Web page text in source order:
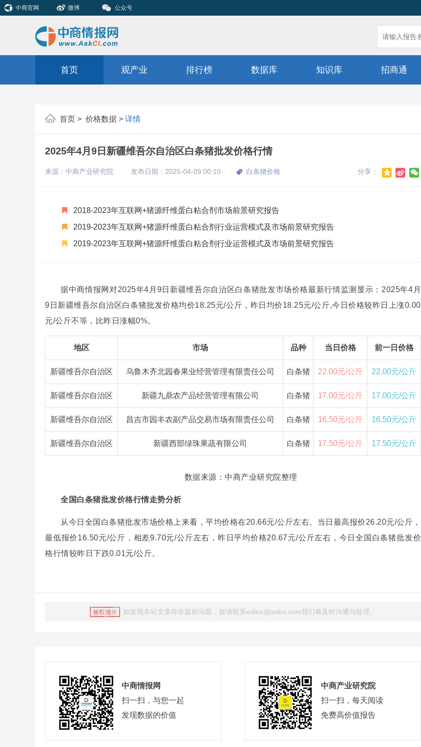
中商官网 微博 公众号
首页 观产业 排行榜 数据库 知识库 招商通
首页 > 价格数据 > 详情
2025年4月9日新疆维吾尔自治区白条猪批发价格行情
来源：中商产业研究院 发布日期：2025-04-09 00:10 白条猪价格 分享：
2018-2023年互联网+猪源纤维蛋白粘合剂市场前景研究报告
2019-2023年互联网+猪源纤维蛋白粘合剂行业运营模式及市场前景研究报告
2019-2023年互联网+猪源纤维蛋白粘合剂行业运营模式及市场前景研究报告
据中商情报网对2025年4月9日新疆维吾尔自治区白条猪批发市场价格最新行情监测显示：2025年4月
9日新疆维吾尔自治区白条猪批发价格均价18.25元/公斤，昨日均价18.25元/公斤,今日价格较昨日上涨0.00
元/公斤不等，比昨日涨幅0%。
地区 市场 品种 当日价格 前一日价格
新疆维吾尔自治区 乌鲁木齐北园春果业经营管理有限责任公司 白条猪 22.00元/公斤 22.00元/公斤
新疆维吾尔自治区 新疆九鼎农产品经营管理有限公司 白条猪 17.00元/公斤 17.00元/公斤
新疆维吾尔自治区 昌吉市园丰农副产品交易市场有限责任公司 白条猪 16.50元/公斤 16.50元/公斤
新疆维吾尔自治区 新疆西部绿珠果蔬有限公司 白条猪 17.50元/公斤 17.50元/公斤
数据来源：中商产业研究院整理
全国白条猪批发价格行情走势分析
从今日全国白条猪批发市场价格上来看，平均价格在20.66元/公斤左右。当日最高报价26.20元/公斤，
最低报价16.50元/公斤，相差9.70元/公斤左右，昨日平均价格20.67元/公斤左右，今日全国白条猪批发价
格行情较昨日下跌0.01元/公斤。
如发现本站文章存在版权问题，烦请联系editor@askci.com我们将及时沟通与处理。
中商情报网
扫一扫，与您一起
发现数据的价值
中商产业研究院
扫一扫，每天阅读
免费高价值报告